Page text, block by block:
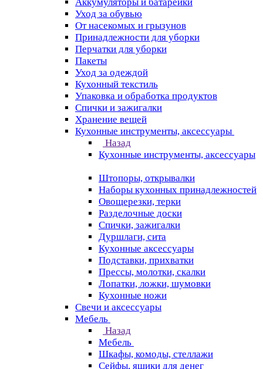
Уход за обувью
От насекомых и грызунов
Принадлежности для уборки
Перчатки для уборки
Пакеты
Уход за одеждой
Кухонный текстиль
Упаковка и обработка продуктов
Спички и зажигалки
Хранение вещей
Кухонные инструменты, аксессуары
Назад
Кухонные инструменты, аксессуары
Штопоры, открывалки
Наборы кухонных принадлежностей
Овощерезки, терки
Разделочные доски
Спички, зажигалки
Дуршлаги, сита
Кухонные аксессуары
Подставки, прихватки
Прессы, молотки, скалки
Лопатки, ложки, шумовки
Кухонные ножи
Свечи и аксессуары
Мебель
Назад
Мебель
Шкафы, комоды, стеллажи
Сейфы, ящики для денег